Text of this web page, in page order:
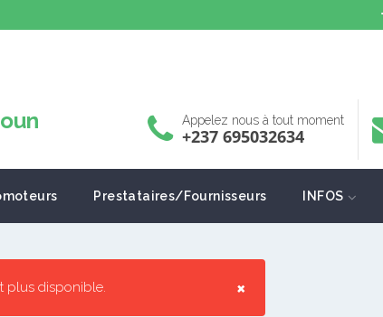
Appelez nous à tout moment
+237 695032634
Prestataires/Fournisseurs INFOS
×
plus disponible.